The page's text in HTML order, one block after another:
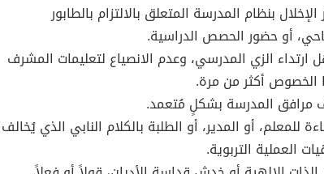
الإخلال بنظام المدرسة المتعلق بالالتزام بالطابور
أو حضور الحصص الدراسية.
ارتداء الزي المدرسي، وعدم الانصياع لتعليمات المشرف
الخصوص أكثر من مرة.
مرافق المدرسة بشكلٍ مُتعمد.
للمعلم، أو المدير، أو الطلبة بالكلام النابي الذي يُخالف
العملية التربوية.